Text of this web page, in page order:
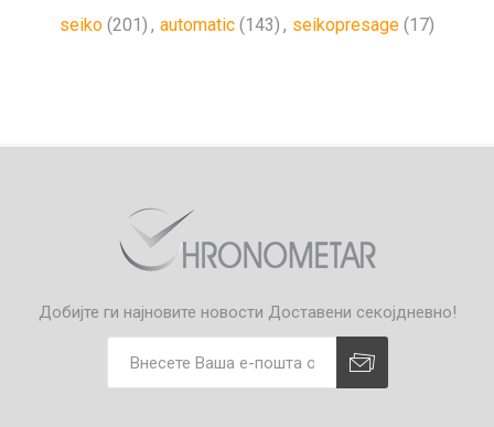
seiko (201) , automatic (143) , seikopresage (17)
Добијте ги најновите новости Доставени секојдневно!